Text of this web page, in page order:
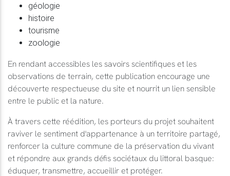
géologie
histoire
tourisme
zoologie
En rendant accessibles les savoirs scientifiques et les
observations de terrain, cette publication encourage une
découverte respectueuse du site et nourrit un lien sensible
entre le public et la nature.
À travers cette réédition, les porteurs du projet souhaitent
raviver le sentiment d'appartenance à un territoire partagé,
renforcer la culture commune de la préservation du vivant
et répondre aux grands défis sociétaux du littoral basque:
éduquer, transmettre, accueillir et protéger.